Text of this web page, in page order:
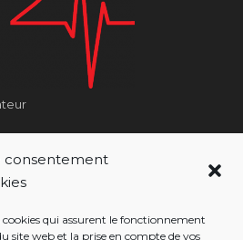
consentement
qui assurent le fonctionnement
site web et la prise en compte de vos